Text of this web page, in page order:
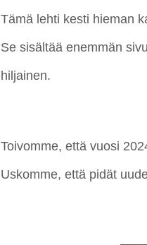
Tämä lehti kesti hieman
Se sisältää enemmän
hiljainen.
Toivomme, että vuosi
Uskomme, että pidät